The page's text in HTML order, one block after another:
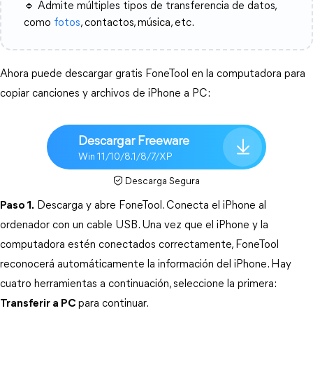
🔹 Admite múltiples tipos de transferencia de datos,
como fotos, contactos, música, etc.
Ahora puede descargar gratis FoneTool en la computadora para
copiar canciones y archivos de iPhone a PC:
Descargar Freeware
Win 11/10/8.1/8/7/XP
Descarga Segura
Paso 1. Descarga y abre FoneTool. Conecta el iPhone al
ordenador con un cable USB. Una vez que el iPhone y la
computadora estén conectados correctamente, FoneTool
reconocerá automáticamente la información del iPhone. Hay
cuatro herramientas a continuación, seleccione la primera:
Transferir a PC para continuar.